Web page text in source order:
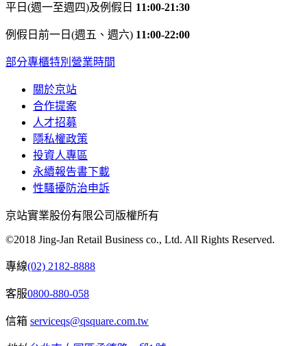
平日(週一至週四)及例假日 11:00-21:30
例假日前一日(週五、週六) 11:00-22:00
部分專櫃特別營業時間
關於京站
合作提案
人才招募
隱私權政策
投資人專區
永續報告書下載
性騷擾防治申訴
京站實業股份有限公司版權所有
©2018 Jing-Jan Retail Business co., Ltd. All Rights Reserved.
專線(02) 2182-8888
客服0800-880-058
信箱 serviceqs@qsquare.com.tw